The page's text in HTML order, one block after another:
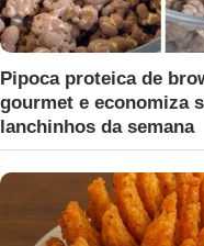
Pipoca proteica de
gourmet e economiza
lanchinhos da semana